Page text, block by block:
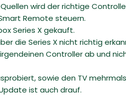
wird der richtige
Remote steuern.
Series X gekauft.
die Series X nicht richtig
Controller ab und
sowie den TV
ist auch drauf.